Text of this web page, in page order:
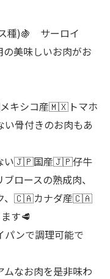
種)🍇 サーロイ
美味しいお肉がお
キシコ産🇲🇽トマホ
骨付きのお肉もあ
ない🇯🇵国産🇯🇵仔牛
ロースの熟成肉、
、🇨🇦カナダ産🇨🇦
す🥩
パンで調理可能で
なお肉を是非味わ